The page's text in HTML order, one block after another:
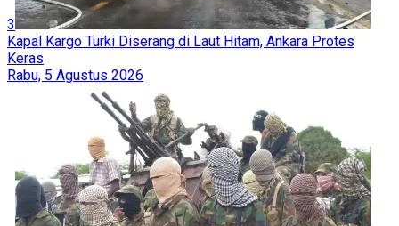
3
Kapal Kargo Turki Diserang di Laut Hitam, Ankara Protes
Keras
Rabu, 5 Agustus 2026